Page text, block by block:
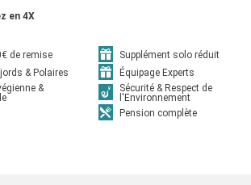
en 4X
de remise
Supplément solo réduit
& Polaires
Équipage Experts
&
Sécurité & Respect de
l'Environnement
Pension complète